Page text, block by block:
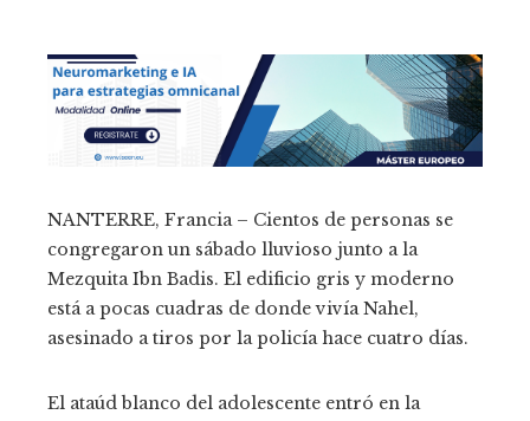
NANTERRE, Francia – Cientos de personas se
congregaron un sábado lluvioso junto a la
Mezquita Ibn Badis. El edificio gris y moderno
está a pocas cuadras de donde vivía Nahel,
asesinado a tiros por la policía hace cuatro días.
El ataúd blanco del adolescente entró en la